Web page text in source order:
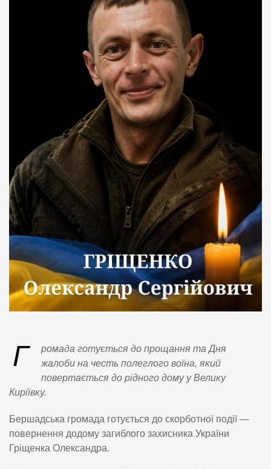
Г
ромада готується до прощання та Дня
жалоби на честь полеглого воїна, який
повертається до рідного дому у Велику
Киріївку.
Бершадська громада готується до скорботної події —
повернення додому загиблого захисника України
Гріщенка Олександра.